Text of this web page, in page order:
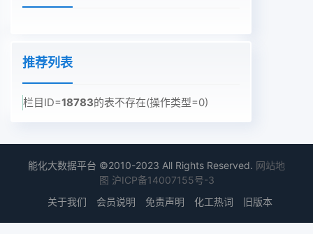
推荐列表
栏目ID=18783的表不存在(操作类型=0)
能化大数据平台 ©2010-2023 All Rights Reserved. 网站地
图 沪ICP备14007155号-3
关于我们
会员说明 免责声明 化工热词 旧版本